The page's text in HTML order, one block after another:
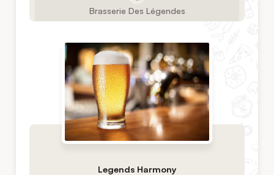
Brasserie Des Légendes
Legends Harmony